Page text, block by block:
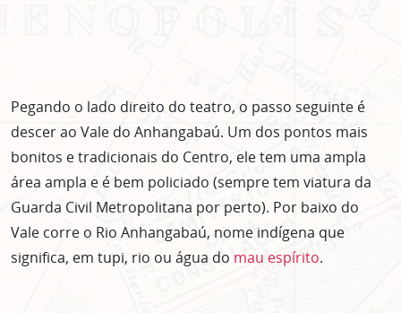
Pegando o lado direito do teatro, o passo seguinte é
descer ao Vale do Anhangabaú. Um dos pontos mais
bonitos e tradicionais do Centro, ele tem uma ampla
área ampla e é bem policiado (sempre tem viatura da
Guarda Civil Metropolitana por perto). Por baixo do
Vale corre o Rio Anhangabaú, nome indígena que
significa, em tupi, rio ou água do mau espírito.